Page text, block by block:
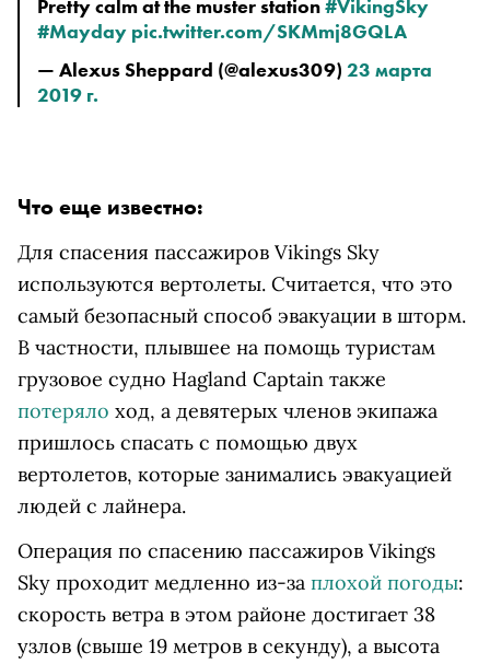
Pretty calm at the muster station #VikingSky
#Mayday pic.twitter.com/SKMmj8GQLA
— Alexus Sheppard (@alexus309) 23 марта
2019 г.
Что еще известно:
Для спасения пассажиров Vikings Sky
используются вертолеты. Считается, что это
самый безопасный способ эвакуации в шторм.
В частности, плывшее на помощь туристам
грузовое судно Hagland Captain также
потеряло ход, а девятерых членов экипажа
пришлось спасать с помощью двух
вертолетов, которые занимались эвакуацией
людей с лайнера.
Операция по спасению пассажиров Vikings
Sky проходит медленно из-за плохой погоды:
скорость ветра в этом районе достигает 38
узлов (свыше 19 метров в секунду), а высота